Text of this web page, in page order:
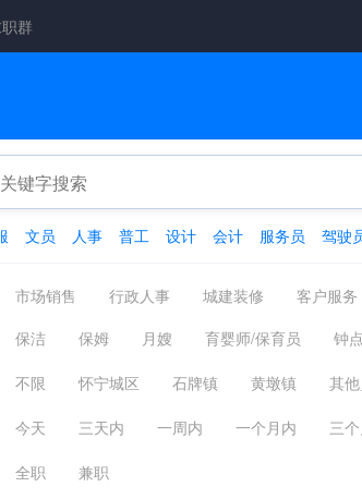
群
文员 人事 普工 设计 会计 服务员 驾驶
市场销售 行政人事 城建装修 客户服务
酒店餐饮 金融保险 高级管理 物流
保洁 保姆 月嫂 育婴师/保育员 钟
不限 怀宁城区 石牌镇 黄墩镇
其
今天 三天内 一周内 一个月内
三
全职
兼职